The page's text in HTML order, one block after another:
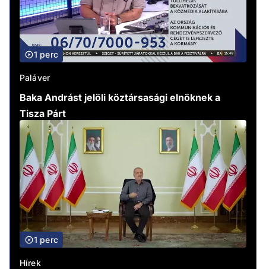
1 perc
Paláver
Baka Andrást jelöli köztársasági elnöknek a
Tisza Párt
1 perc
Hírek